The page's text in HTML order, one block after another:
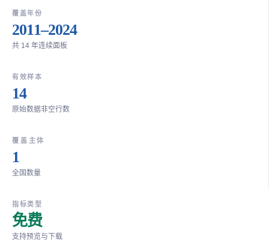
覆盖年份
2011–2024
共 14 年连续面板
有效样本
14
原始数据非空行数
覆盖主体
1
全国数量
指标类型
免费
支持预览与下载